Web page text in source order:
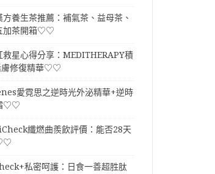
養生茶推薦：補氣茶、益母茶、
加茶開箱♡♡
星心得分享：MEDITHERAPY積
膚修復精華♡♡
愛霓思之逆時光外泌精華+逆時
♡♡
纖燃曲羨飲評價：能否28天
私密呵護：日食一善超胜肽